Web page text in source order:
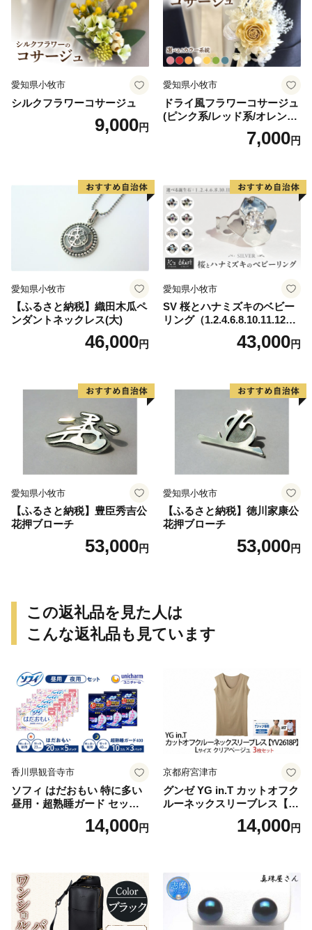
愛知県小牧市
シルクフラワーコサージュ
9,000円
愛知県小牧市
ドライ風フラワーコサージュ
(ピンク系/レッド系/オレンジ
系/ホワイト系/イエロー系/グ
リーン系/ブルー系）7,000円
愛知県小牧市
【ふるさと納税】織田木瓜ペ
ンダントネックレス(大)
46,000円
愛知県小牧市
SV 桜とハナミズキのベビー
リング（1.2.4.6.8.10.11.12
43,000円
愛知県小牧市
【ふるさと納税】豊臣秀吉公
花押ブローチ
53,000円
愛知県小牧市
【ふるさと納税】徳川家康公
花押ブローチ
53,000円
この返礼品を見た人は
こんな返礼品も見ています
香川県観音寺市
ソフィ はだおもい 特に多い
昼用・超熟睡ガード セット
羽付き ナプキン 生理用品 サ
ニタリー ユニ・チャーム
14,000円
京都府宮津市
グンゼ YG in.T カットオフク
ルーネックスリーブレス【Y
V2618P】Lサイズ クリアベ
ージュ3枚セット [№5716-04
14,000円